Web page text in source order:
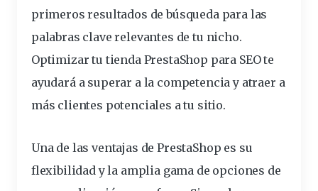
primeros resultados de búsqueda para las
palabras clave relevantes de tu nicho.
Optimizar tu tienda PrestaShop para SEO te
ayudará a superar a la competenciay atraer a
más clientes potenciales a tu sitio.
Una de las ventajas de PrestaShop es su
flexibilidady la amplia gama de opciones de